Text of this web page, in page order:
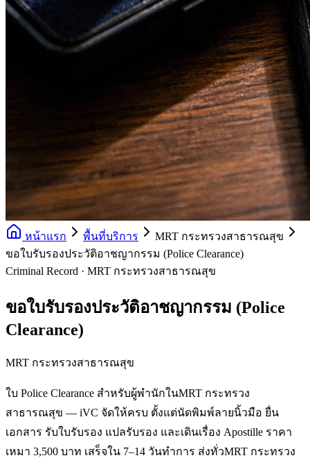
หน้าแรก พื้นที่บริการ
MRT กระทรวงสาธารณสุข
ขอใบรับรองประวัติอาชญากรรม (Police Clearance)
Criminal Record · MRT กระทรวงสาธารณสุข
ขอใบรับรองประวัติอาชญากรรม (Police
Clearance)
MRT กระทรวงสาธารณสุข
ใบ Police Clearance สำหรับผู้พำนักในMRT กระทรวง
สาธารณสุข — iVC จัดให้ครบ ตั้งแต่นัดพิมพ์ลายนิ้วมือ ยื่น
เอกสาร รับใบรับรอง แปลรับรอง และเดินเรื่อง Apostille ราคา
เหมา 3,500 บาท เสร็จใน 7–14 วันทำการ ส่งทั่วMRT กระทรวง